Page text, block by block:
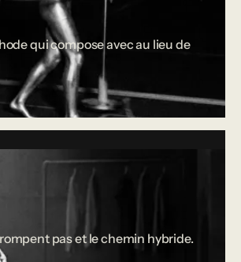
qui compose avec au lieu de
pas et le chemin hybride.